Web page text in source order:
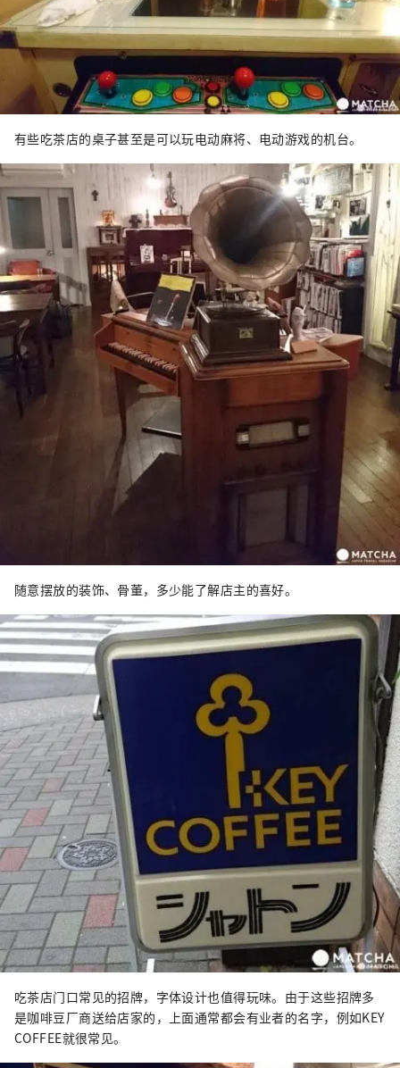
有些吃茶店的桌子甚至是可以玩电动麻将、电动游戏的机台。
随意摆放的装饰、骨董，多少能了解店主的喜好。
吃茶店门口常见的招牌，字体设计也值得玩味。由于这些招牌多
是咖啡豆厂商送给店家的，上面通常都会有业者的名字，例如KEY
COFFEE就很常见。